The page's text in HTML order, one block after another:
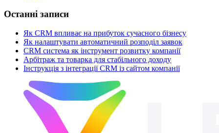
Останні записи
Як CRM впливає на прибуток сучасного бізнесу
Як налаштувати автоматичний розподіл заявок
CRM система як інструмент розвитку компанії
Арбітраж та товарка для стабільного доходу
Інструкція з інтеграції CRM із сайтом компанії